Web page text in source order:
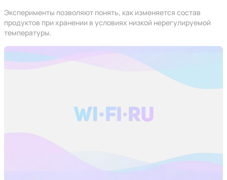
Эксперименты позволяют понять, как изменяется состав
продуктов при хранении в условиях низкой нерегулируемой
температуры.